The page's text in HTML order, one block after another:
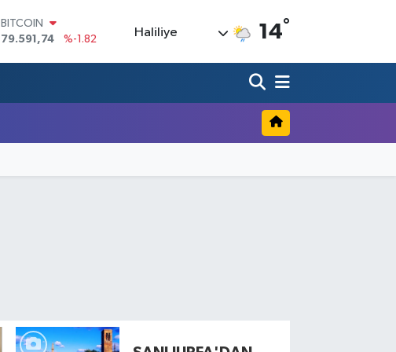
BITCOIN
79.591,74
%-1.82
53,38690
%0.19
Haliliye 14°